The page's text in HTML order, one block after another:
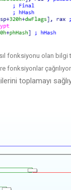
fonksiyonu olan
fonksiyonlar
toplamayı